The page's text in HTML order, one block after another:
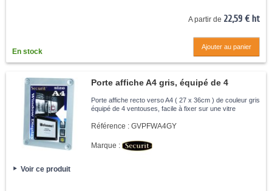
A partir de 22,59 € ht
En stock
Ajouter au panier
Porte affiche A4 gris, équipé de 4
Porte affiche recto verso A4 ( 27 x 36cm ) de couleur gris
équipé de 4 ventouses, facile à fixer sur une vitre
Référence : GVPFWA4GY
Marque :
Voir ce produit